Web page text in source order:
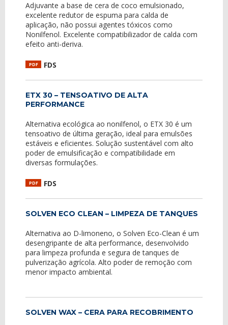
Adjuvante a base de cera de coco emulsionado,
excelente redutor de espuma para calda de
aplicação, não possui agentes tóxicos como
Nonilfenol. Excelente compatibilizador de calda com
efeito anti-deriva.
PDF FDS
ETX 30 – TENSOATIVO DE ALTA
PERFORMANCE
Alternativa ecológica ao nonilfenol, o ETX 30 é um
tensoativo de última geração, ideal para emulsões
estáveis e eficientes. Solução sustentável com alto
poder de emulsificação e compatibilidade em
diversas formulações.
PDF FDS
SOLVEN ECO CLEAN – LIMPEZA DE TANQUES
Alternativa ao D-limoneno, o Solven Eco-Clean é um
desengripante de alta performance, desenvolvido
para limpeza profunda e segura de tanques de
pulverização agrícola. Alto poder de remoção com
menor impacto ambiental.
SOLVEN WAX – CERA PARA RECOBRIMENTO